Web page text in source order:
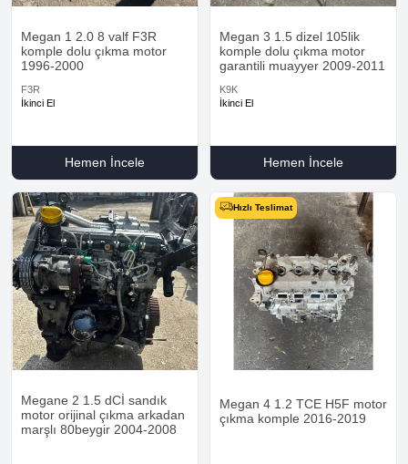
Megan 1 2.0 8 valf F3R
komple dolu çıkma motor
1996-2000
F3R
İkinci El
Hemen İncele
Megan 3 1.5 dizel 105lik
komple dolu çıkma motor
garantili muayyer 2009-2011
K9K
İkinci El
Hemen İncele
Megane 2 1.5 dCİ sandık
motor orijinal çıkma arkadan
marşlı 80beygir 2004-2008
Hızlı Teslimat
Megan 4 1.2 TCE H5F motor
çıkma komple 2016-2019